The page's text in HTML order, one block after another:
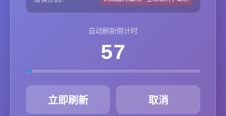
自动刷新倒计时
57
立即刷新 取消